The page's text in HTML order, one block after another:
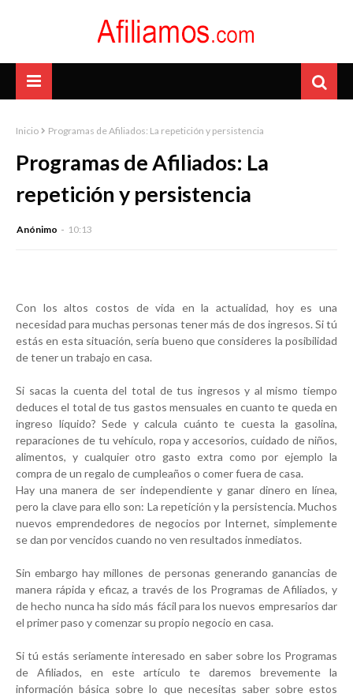
Inicio Programas de Afiliados: La repetición y persistencia
Programas de Afiliados: La
repetición y persistencia
Anónimo 10:13
Con los altos costos de vida en la actualidad, hoy es una
necesidad para muchas personas tener más de dos ingresos. Si tú
estás en esta situación, sería bueno que consideres la posibilidad
de tener un trabajo en casa.
Si sacas la cuenta del total de tus ingresos y al mismo tiempo
deduces el total de tus gastos mensuales en cuanto te queda en
ingreso líquido? Sede y calcula cuánto te cuesta la gasolina,
reparaciones de tu vehículo, ropa y accesorios, cuidado de niños,
alimentos, y cualquier otro gasto extra como por ejemplo la
compra de un regalo de cumpleaños o comer fuera de casa.
Hay una manera de ser independiente y ganar dinero en línea,
pero la clave para ello son: La repetición y la persistencia. Muchos
nuevos emprendedores de negocios por Internet, simplemente
se dan por vencidos cuando no ven resultados inmediatos.
Sin embargo hay millones de personas generando ganancias de
manera rápida y eficaz, a través de los Programas de Afiliados, y
de hecho nunca ha sido más fácil para los nuevos empresarios dar
el primer paso y comenzar su propio negocio en casa.
Si tú estás seriamente interesado en saber sobre los Programas
de Afiliados, en este artículo te daremos brevemente la
información básica sobre lo que necesitas saber sobre estos